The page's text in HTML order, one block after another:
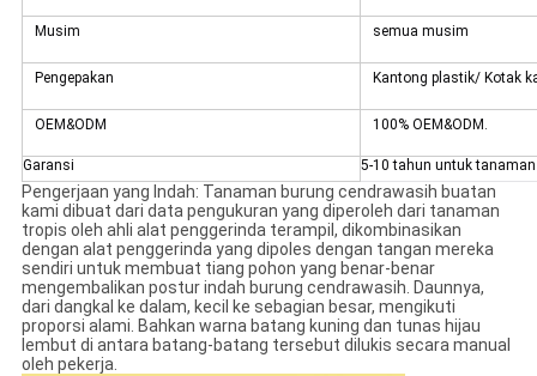
Musim semua musim
Pengepakan Kantong plastik/ Kotak
OEM&ODM 100% OEM&ODM.
Garansi 5-10 tahun untuk
Pengerjaan yang Indah: Tanaman burung cendrawasih buatan
kami dibuat dari data pengukuran yang diperoleh dari tanaman
tropis oleh ahli alat penggerinda terampil, dikombinasikan
dengan alat penggerinda yang dipoles dengan tangan mereka
sendiri untuk membuat tiang pohon yang benar-benar
mengembalikan postur indah burung cendrawasih. Daunnya,
dari dangkal ke dalam, kecil ke sebagian besar, mengikuti
proporsi alami. Bahkan warna batang kuning dan tunas hijau
lembut di antara batang-batang tersebut dilukis secara manual
oleh pekerja.